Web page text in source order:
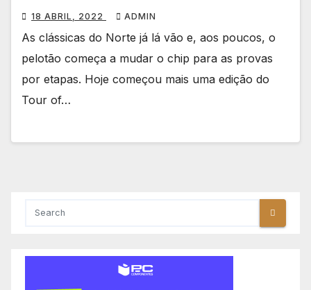
18 ABRIL, 2022 ADMIN
As clássicas do Norte já lá vão e, aos poucos, o
pelotão começa a mudar o chip para as provas
por etapas. Hoje começou mais uma edição do
Tour of…